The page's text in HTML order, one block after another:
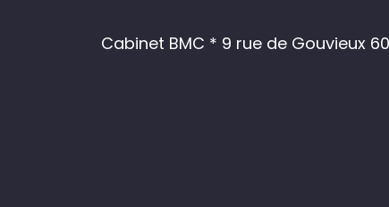
Cabinet BMC * 9 rue de Gouvieux